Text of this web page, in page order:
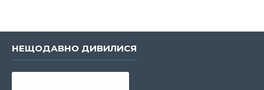
НЕЩОДАВНО ДИВИЛИСЯ